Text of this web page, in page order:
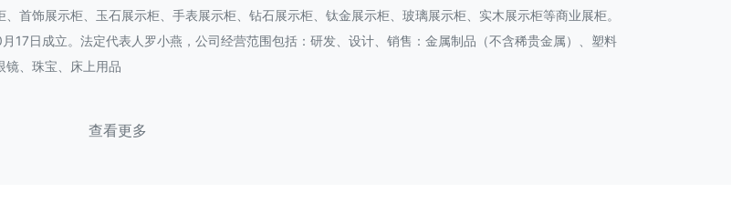
首饰展示柜、玉石展示柜、手表展示柜、钻石展示柜、钛金展示柜、玻璃展示柜、实木展示柜等商业展柜。
17日成立。法定代表人罗小燕，公司经营范围包括：研发、设计、销售：金属制品（不含稀贵金属）、塑料
镜、珠宝、床上用品
查看更多